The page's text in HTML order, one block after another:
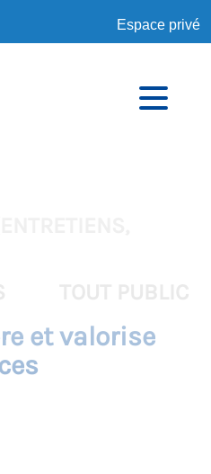
Espace privé
et valorise